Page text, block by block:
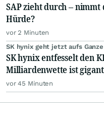
SAP zieht durch –
Hürde?
vor 2 Minuten
SK hynix geht jetzt aufs Ganze
SK hynix entfesselt den
Milliardenwette ist
vor 45 Minuten